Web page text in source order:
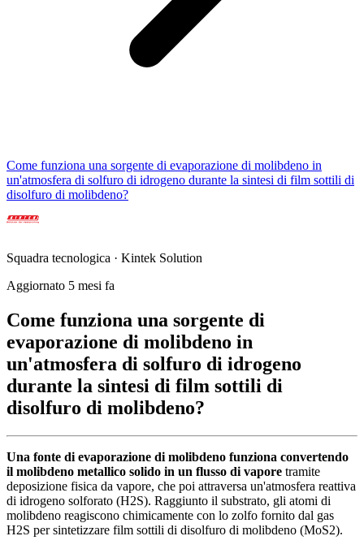
Come funziona una sorgente di evaporazione di molibdeno in
un'atmosfera di solfuro di idrogeno durante la sintesi di film sottili di
disolfuro di molibdeno?
Squadra tecnologica · Kintek Solution
Aggiornato 5 mesi fa
Come funziona una sorgente di
evaporazione di molibdeno in
un'atmosfera di solfuro di idrogeno
durante la sintesi di film sottili di
disolfuro di molibdeno?
Una fonte di evaporazione di molibdeno funziona convertendo
il molibdeno metallico solido in un flusso di vapore tramite
deposizione fisica da vapore, che poi attraversa un'atmosfera reattiva
di idrogeno solforato (H2S). Raggiunto il substrato, gli atomi di
molibdeno reagiscono chimicamente con lo zolfo fornito dal gas
H2S per sintetizzare film sottili di disolfuro di molibdeno (MoS2).